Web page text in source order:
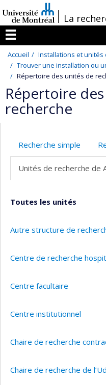
au
contenu
/La
Menu
Accueil
Installations et unités
Trouver une installation ou
Répertoire des unités de
Répertoire
recherche
Recherche simple
Unités de recherche de
Toutes les unités
Autre structure de
Centre de recherche
Centre facultaire
Centre institutionnel
Chaire de recherche
Chaire de recherche de